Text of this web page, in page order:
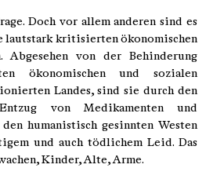
Doch vor allem anderen sind es
lautstark kritisierten ökonomischen
Abgesehen von der Behinderung
ökonomischen und sozialen
Landes, sind sie durch den
von Medikamenten und
humanistisch gesinnten Westen
und auch tödlichem Leid. Das
Kinder, Alte, Arme.